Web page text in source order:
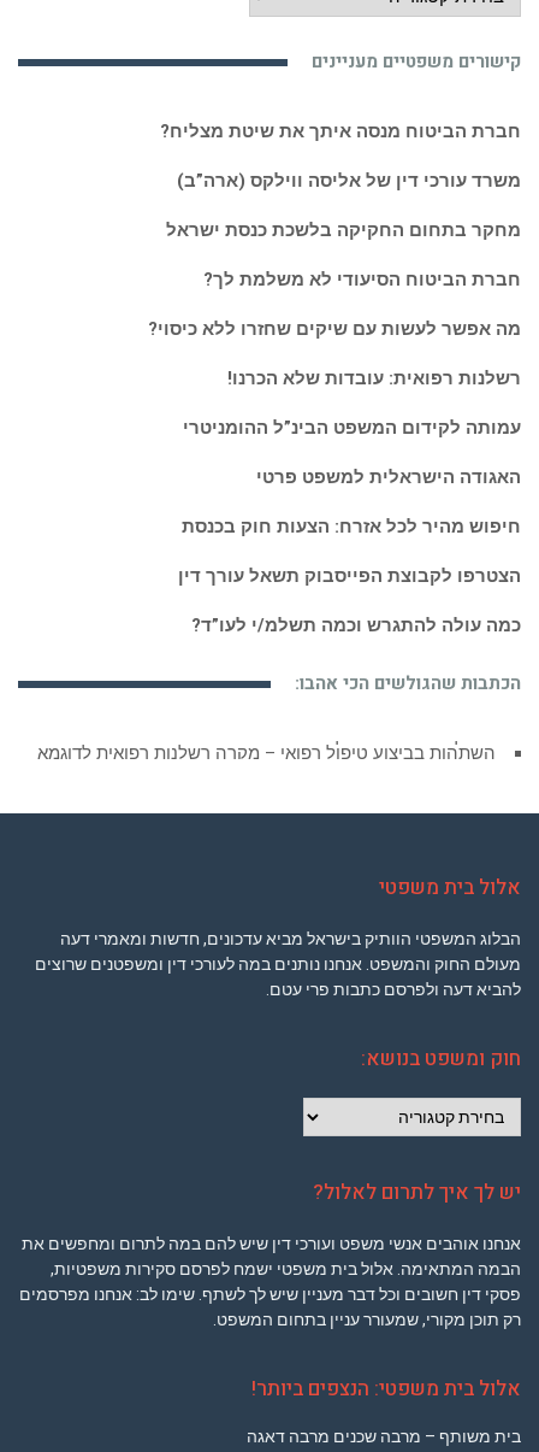
משפטי
ואקטואלי:
קישורים משפטיים מעניינים
חברת הביטוח מנסה איתך את שיטת מצליח?
משרד עורכי דין של אליסה ווילקס (ארה”ב)
מחקר בתחום החקיקה בלשכת כנסת ישראל
חברת הביטוח הסיעודי לא משלמת לך?
מה אפשר לעשות עם שיקים שחזרו ללא כיסוי?
רשלנות רפואית: עובדות שלא הכרנו!
עמותה לקידום המשפט הבינ”ל ההומניטרי
האגודה הישראלית למשפט פרטי
חיפוש מהיר לכל אזרח: הצעות חוק בכנסת
הצטרפו לקבוצת הפייסבוק תשאל עורך דין
כמה עולה להתגרש וכמה תשלמ/י לעו”ד?
הכתבות שהגולשים הכי אהבו:
השתהות בביצוע טיפול רפואי – מקרה רשלנות רפואית לדוגמא
אלול בית משפטי
הבלוג המשפטי הוותיק בישראל מביא עדכונים, חדשות ומאמרי דעה
מעולם החוק והמשפט. אנחנו נותנים במה לעורכי דין ומשפטנים שרוצים
להביא דעה ולפרסם כתבות פרי עטם.
חוק ומשפט בנושא:
ומשפט
יש לך איך לתרום לאלול?
אנחנו אוהבים אנשי משפט ועורכי דין שיש להם במה לתרום ומחפשים את
הבמה המתאימה. אלול בית משפטי ישמח לפרסם סקירות משפטיות,
פסקי דין חשובים וכל דבר מעניין שיש לך לשתף. שימו לב: אנחנו מפרסמים
רק תוכן מקורי, שמעורר עניין בתחום המשפט.
אלול בית משפטי: הנצפים ביותר!
בית משותף – מרבה שכנים מרבה דאגה